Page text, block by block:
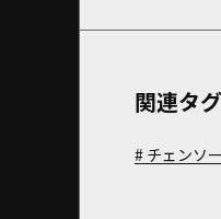
関連タグ
チェンソ